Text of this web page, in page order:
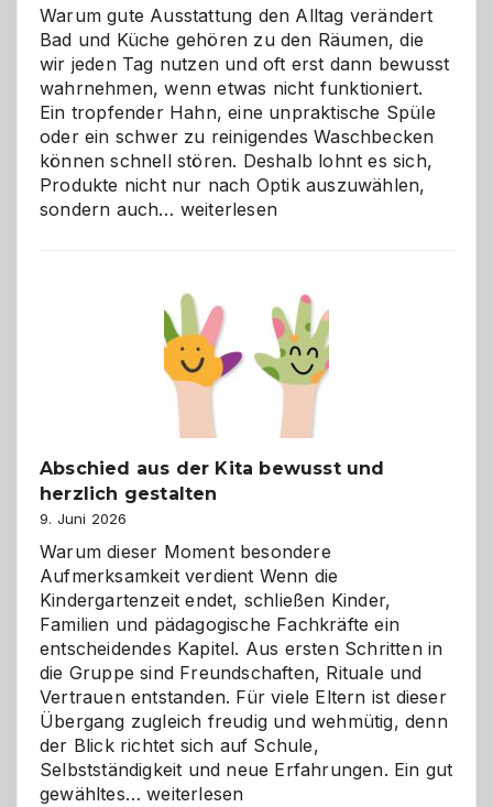
Warum gute Ausstattung den Alltag verändert
Bad und Küche gehören zu den Räumen, die
wir jeden Tag nutzen und oft erst dann bewusst
wahrnehmen, wenn etwas nicht funktioniert.
Ein tropfender Hahn, eine unpraktische Spüle
oder ein schwer zu reinigendes Waschbecken
können schnell stören. Deshalb lohnt es sich,
Produkte nicht nur nach Optik auszuwählen,
sondern auch… Bad
besser
verstehen
weiterlesen
Abschied aus der Kita bewusst und
herzlich gestalten
9. Juni 2026
Warum dieser Moment besondere
Aufmerksamkeit verdient Wenn die
Kindergartenzeit endet, schließen Kinder,
Familien und pädagogische Fachkräfte ein
entscheidendes Kapitel. Aus ersten Schritten in
die Gruppe sind Freundschaften, Rituale und
Vertrauen entstanden. Für viele Eltern ist dieser
Übergang zugleich freudig und wehmütig, denn
der Blick richtet sich auf Schule,
Selbstständigkeit und neue Erfahrungen. Ein gut
gewähltes…Abschied
weiterlesen